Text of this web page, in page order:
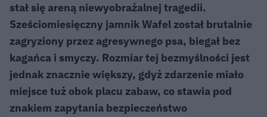
stał się areną niewyobrażalnej tragedii.
Sześciomiesięczny jamnik Wafel został brutalnie
zagryziony przez agresywnego psa, biegał bez
kagańca i smyczy. Rozmiar tej bezmyślności jest
jednak znacznie większy, gdyż zdarzenie miało
miejsce tuż obok placu zabaw, co stawia pod
znakiem zapytania bezpieczeństwo